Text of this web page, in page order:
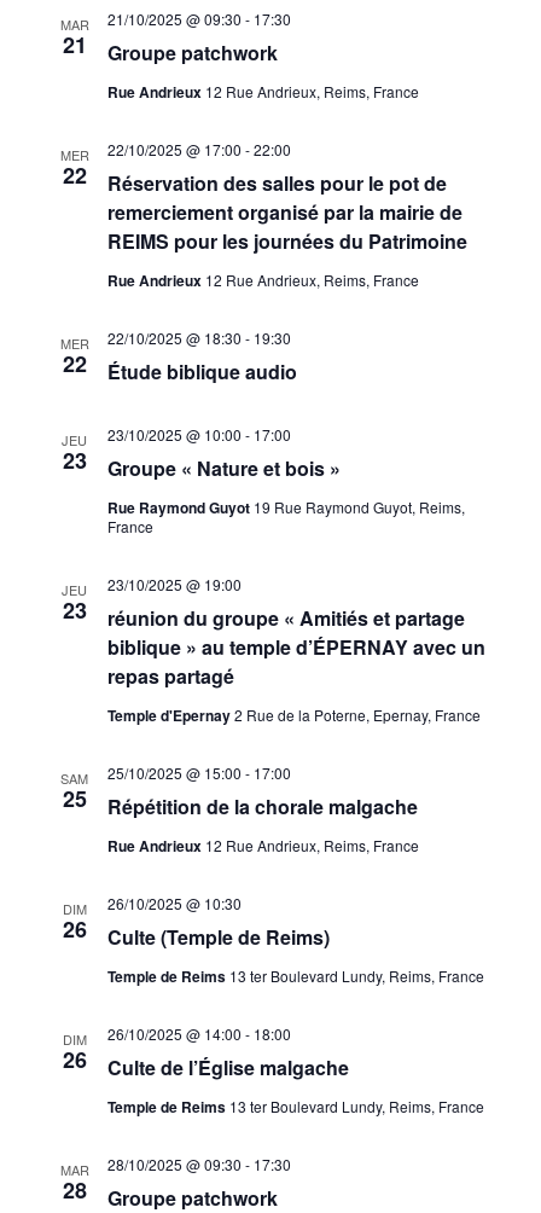
MAR
21 Groupe patchwork
21/10/2025 @ 09:30 - 17:30
Rue Andrieux 12 Rue Andrieux, Reims, France
MER
22
Réservation des salles pour le pot de
remerciement organisé par la mairie de
REIMS pour les journées du Patrimoine
22/10/2025 @ 17:00 -22:00
Rue Andrieux 12 Rue Andrieux, Reims, France
MER
22 Étude biblique audio
22/10/2025 @ 18:30 - 19:30
JEU
23 Groupe « Nature et bois »
23/10/2025 @ 10:00 - 17:00
Rue Raymond Guyot 19 Rue Raymond Guyot, Reims,
France
JEU
23
réunion du groupe « Amitiés et partage
biblique » au temple d’ÉPERNAY avec un
repas partagé
23/10/2025 @ 19:00
Temple d'Epernay2 Rue de la Poterne, Epernay, France
SAM
25 Répétition de la chorale malgache
25/10/2025 @ 15:00 - 17:00
Rue Andrieux 12 Rue Andrieux, Reims, France
DIM
26 Culte (Temple de Reims)
26/10/2025 @ 10:30
Temple de Reims 13 ter Boulevard Lundy, Reims, France
DIM
26 Culte de l’Église malgache
26/10/2025 @ 14:00 - 18:00
Temple de Reims 13 ter Boulevard Lundy, Reims, France
MAR
28 Groupe patchwork
28/10/2025 @ 09:30 - 17:30